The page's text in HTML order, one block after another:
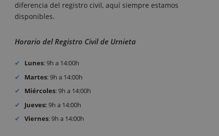
diferencia del registro civil, aquí siempre estamos
disponibles.
Horario del Registro Civil de Urnieta
Lunes: 9h a 14:00h
Martes: 9h a 14:00h
Miércoles: 9h a 14:00h
Jueves: 9h a 14:00h
Viernes: 9h a 14:00h